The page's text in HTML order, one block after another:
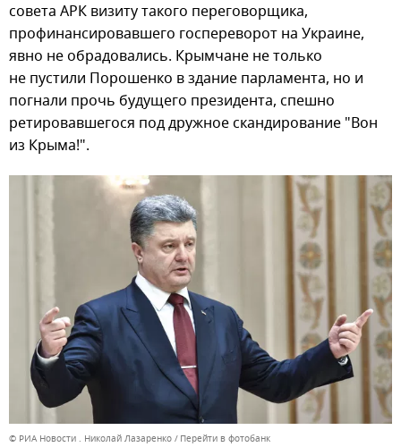
совета АРК визиту такого переговорщика,
профинансировавшего госпереворот на Украине,
явно не обрадовались. Крымчане не только
не пустили Порошенко в здание парламента, но и
погнали прочь будущего президента, спешно
ретировавшегося под дружное скандирование "Вон
из Крыма!".
© РИА Новости . Николай Лазаренко Перейти в фотобанк